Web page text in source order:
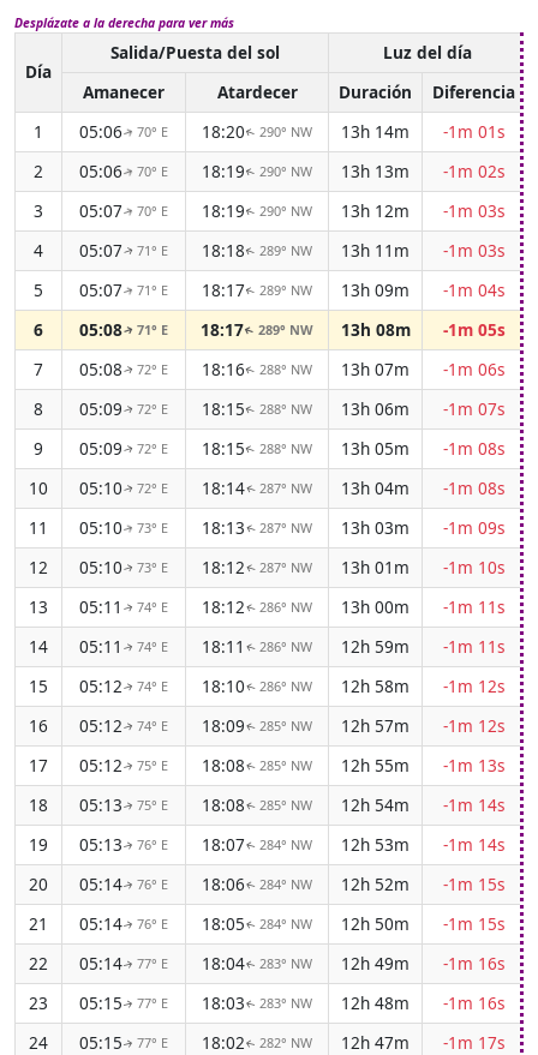
Desplázate a la derecha para ver más
Día
Salida/Puesta del sol Luz del día
Amanecer
Atardecer Duración
Diferencia
1
05:06↑70° E 18:20↑ 290° NW 13h 14m
-1m 01s
2
05:06↑70° E 18:19↑ 290° NW 13h 13m
-1m 02s
3
05:07↑70° E 18:19↑ 290° NW 13h 12m
-1m 03s
4
05:07↑71° E 18:18↑ 289° NW 13h 11m
-1m 03s
5
05:07↑71° E 18:17↑ 289° NW 13h 09m
-1m 04s
6
05:08↑71° E 18:17↑289° NW 13h 08m
-1m 05s
7
05:08↑72° E 18:16↑ 288° NW 13h 07m
-1m 06s
8
05:09↑72° E 18:15↑ 288° NW 13h 06m
-1m 07s
9
05:09↑72° E 18:15↑ 288° NW 13h 05m
-1m 08s
10
05:10↑72° E 18:14↑ 287° NW 13h 04m
-1m 08s
11
05:10↑73° E 18:13↑ 287° NW 13h 03m
-1m 09s
12
05:10↑73° E 18:12↑ 287° NW 13h 01m
-1m 10s
13
05:11 ↑ 74° E 18:12↑ 286° NW 13h 00m
-1m 11s
14
05:11 ↑ 74° E 18:11 ↑ 286° NW 12h 59m
-1m 11s
15
05:12↑ 74° E 18:10↑ 286° NW 12h 58m
-1m 12s
16
05:12↑ 74° E 18:09↑ 285° NW 12h 57m
-1m 12s
17
05:12↑ 75° E 18:08↑ 285° NW 12h 55m
-1m 13s
18
05:13↑ 75° E 18:08↑ 285° NW 12h 54m
-1m 14s
19
05:13↑ 76° E 18:07↑ 284° NW 12h 53m
-1m 14s
20
05:14↑ 76° E 18:06↑ 284° NW 12h 52m
-1m 15s
21
05:14↑ 76° E 18:05↑ 284° NW 12h 50m
-1m 15s
22
05:14↑ 77° E 18:04↑ 283° NW 12h 49m
-1m 16s
23
05:15↑ 77° E 18:03↑ 283° NW 12h 48m
-1m 16s
24
05:15↑ 77° E 18:02↑ 282° NW 12h 47m
-1m 17s